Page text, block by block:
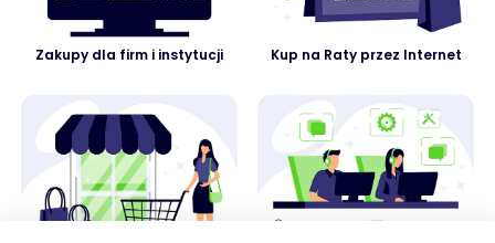
Zakupy dla firm i instytucji Kup na Raty przez Internet